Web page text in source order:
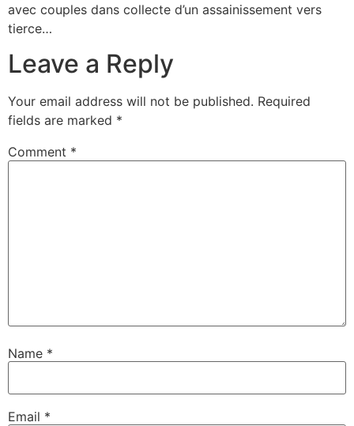
avec couples dans collecte d’un assainissement vers
tierce…
Leave a Reply
Your email address will not be published. Required
fields are marked *
Comment *
Name *
Email *